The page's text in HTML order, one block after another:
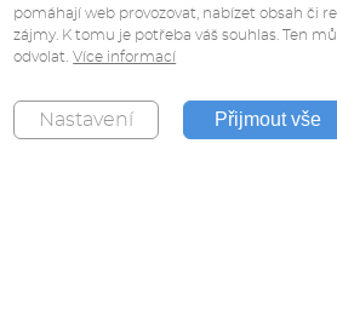
pomáhají web provozovat, nabízet obsah či
zájmy. K tomu je potřeba váš souhlas. Ten
odvolat.
Více informací
Nastavení Přijmout vše